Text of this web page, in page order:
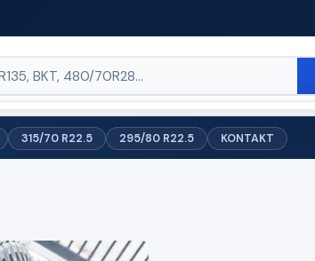
315/70 R22.5 295/80 R22.5 KONTAKT